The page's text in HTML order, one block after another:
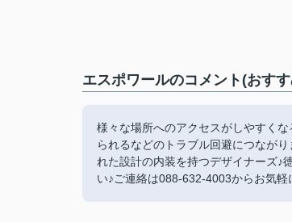
エスポワールのコメント(おす
様々な場所へのアクセスがしやすく
られるなどのトラブル回避につなが
れた設計の内装を持つデザイナーズ♪
い♪ご連絡は088-632-4003からお気